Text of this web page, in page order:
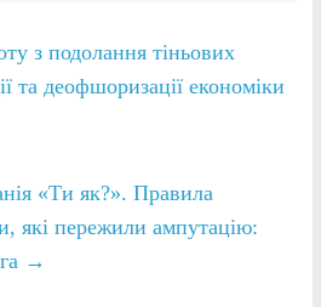
з подолання тіньових
та деофшоризації економіки
«Ти як?». Правила
які пережили ампутацію:
→